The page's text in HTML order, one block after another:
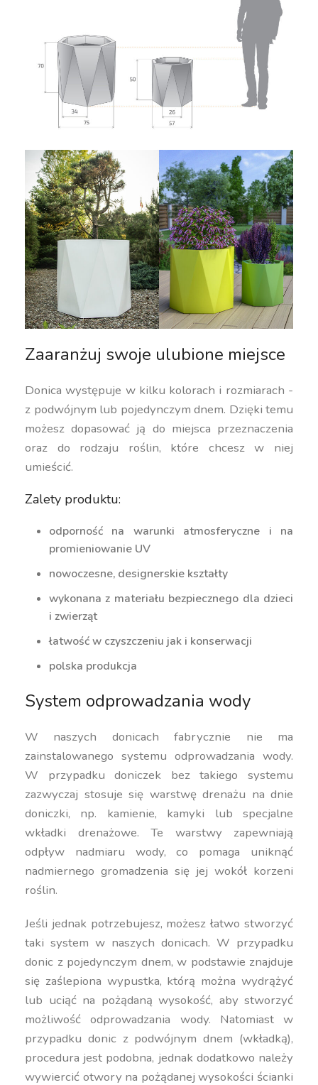
Zaaranżuj swoje ulubione miejsce
Donica występuje w kilku kolorach i rozmiarach -
z podwójnym lub pojedynczym dnem. Dzięki temu
możesz dopasować ją do miejsca przeznaczenia
oraz do rodzaju roślin, które chcesz w niej
umieścić.
Zalety produktu:
odporność na warunki atmosferyczne i na
promieniowanie UV
nowoczesne, designerskie kształty
wykonana z materiału bezpiecznego dla dzieci
i zwierząt
łatwość w czyszczeniu jak i konserwacji
polska produkcja
System odprowadzania wody
W naszych donicach fabrycznie nie ma
zainstalowanego systemu odprowadzania wody.
W przypadku doniczek bez takiego systemu
zazwyczaj stosuje się warstwę drenażu na dnie
doniczki, np. kamienie, kamyki lub specjalne
wkładki drenażowe. Te warstwy zapewniają
odpływ nadmiaru wody, co pomaga uniknąć
nadmiernego gromadzenia się jej wokół korzeni
roślin.
Jeśli jednak potrzebujesz, możesz łatwo stworzyć
taki system w naszych donicach. W przypadku
donic z pojedynczym dnem, w podstawie znajduje
się zaślepiona wypustka, którą można wydrążyć
lub uciąć na pożądaną wysokość, aby stworzyć
możliwość odprowadzania wody. Natomiast w
przypadku donic z podwójnym dnem (wkładką),
procedura jest podobna, jednak dodatkowo należy
wywiercić otwory na pożądanej wysokości ścianki